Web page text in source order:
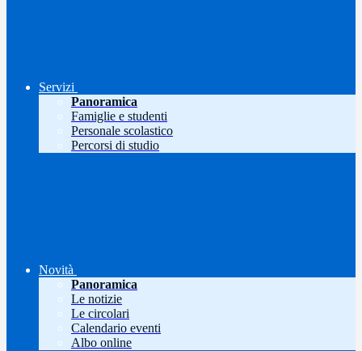
Servizi
Panoramica
Famiglie e studenti
Personale scolastico
Percorsi di studio
Novità
Panoramica
Le notizie
Le circolari
Calendario eventi
Albo online